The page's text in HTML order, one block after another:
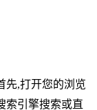
先,打开您的浏览
索引擎搜索或直